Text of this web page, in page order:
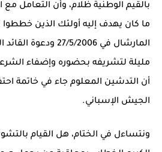
بالقيم الوطنية ظلام، وأن التعامل مع
ما كان يهدف إليه أولئك الذين
المارشال في 27/5/
مليلة لتشريفه بحضوره وإضفاء
أن التدشين المعلوم جاء في خاتمة
الجيش الإسباني.
ونتساءل في الختام، هل القيام